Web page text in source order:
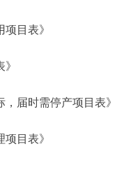
目表》
届时需停产项目表》
目表》